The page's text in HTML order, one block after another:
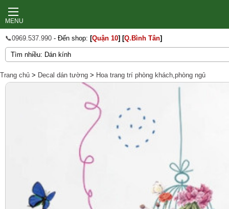
MENU
📞0969.537.990 - Đến shop: [Quận 10] [Q.Bình Tân]
Trang chủ > Decal dán tường > Hoa trang trí phòng khách,phòng ngủ